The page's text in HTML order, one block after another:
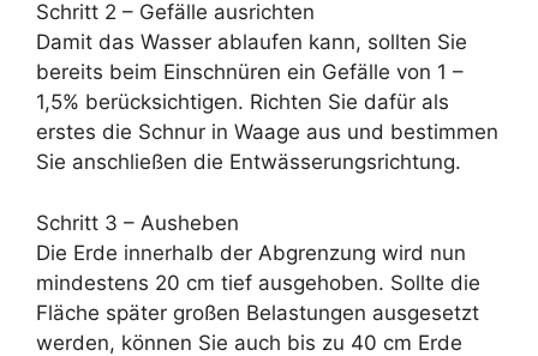
Schritt 2 – Gefälle ausrichten
Damit das Wasser ablaufen kann, sollten Sie
bereits beim Einschnüren ein Gefälle von 1 –
1,5% berücksichtigen. Richten Sie dafür als
erstes die Schnur in Waage aus und bestimmen
Sie anschließen die Entwässerungsrichtung.
Schritt 3 – Ausheben
Die Erde innerhalb der Abgrenzung wird nun
mindestens 20 cm tief ausgehoben. Sollte die
Fläche später großen Belastungen ausgesetzt
werden, können Sie auch bis zu 40 cm Erde